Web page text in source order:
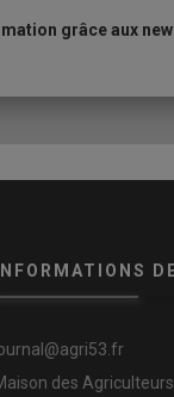
grâce aux
INFORMATIONS
des Agriculteurs